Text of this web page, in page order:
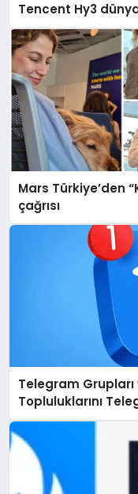
Tencent Hy3
Mars Türkiye’den
çağrısı
Telegram
Topluluklarını